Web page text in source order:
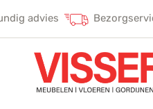
advies